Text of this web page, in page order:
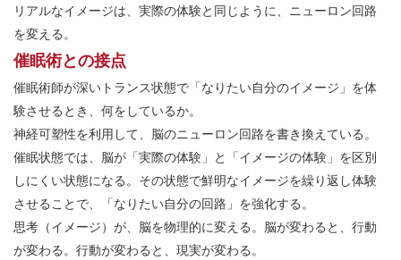
リアルなイメージは、実際の体験と同じように、ニューロン回路
を変える。
催眠術との接点
催眠術師が深いトランス状態で「なりたい自分のイメージ」を体
験させるとき、何をしているか。
神経可塑性を利用して、脳のニューロン回路を書き換えている。
催眠状態では、脳が「実際の体験」と「イメージの体験」を区別
しにくい状態になる。その状態で鮮明なイメージを繰り返し体験
させることで、「なりたい自分の回路」を強化する。
思考（イメージ）が、脳を物理的に変える。脳が変わると、行動
が変わる。行動が変わると、現実が変わる。